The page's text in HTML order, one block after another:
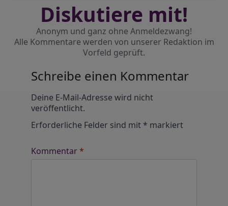
Diskutiere mit!
Anonym und ganz ohne Anmeldezwang!
Alle Kommentare werden von unserer Redaktion im
Vorfeld geprüft.
Schreibe einen Kommentar
Deine E-Mail-Adresse wird nicht
veröffentlicht.
Erforderliche Felder sind mit* markiert
Kommentar*